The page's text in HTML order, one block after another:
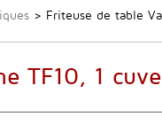
> Friteuse de table
TF10, 1